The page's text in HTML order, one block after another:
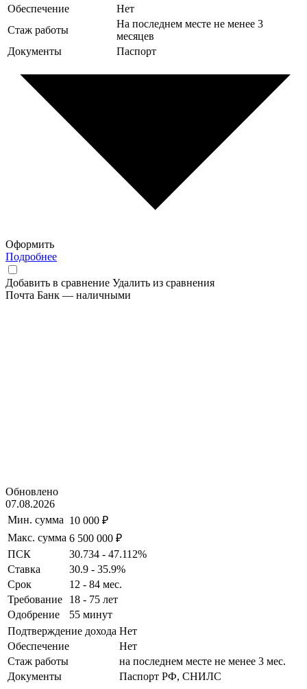
Обеспечение
Нет
Стаж работы
На последнем месте не менее 3
месяцев
Документы
Паспорт
Оформить
Подробнее
Добавить в сравнение Удалить из сравнения
Почта Банк — наличными
Обновлено
07.08.2026
Мин. сумма 10 000 ₽
Макс. сумма 6 500 000 ₽
ПСК
30.734 - 47.112%
Ставка
30.9 - 35.9%
Срок
12 - 84 мес.
Требование
18 - 75 лет
Одобрение
55 минут
Подтверждение дохода Нет
Обеспечение
Нет
Стаж работы
на последнем месте не менее 3 мес.
Документы
Паспорт РФ, СНИЛС